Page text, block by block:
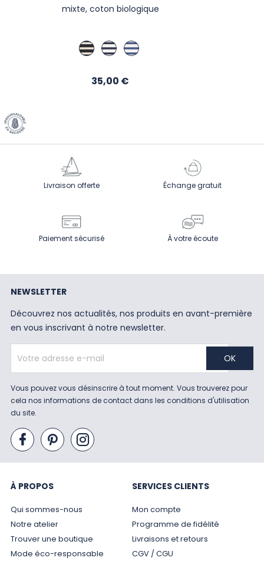
mixte, coton biologique
Marine/Écru
Ecru / Regate
Blanc/Cobalt
Prix
35,00 €
Livraison offerte Échange gratuit
Paiement sécurisé À votre écoute
NEWSLETTER
Découvrez nos actualités, nos produits en avant-première
en vous inscrivant à notre newsletter.
Vous pouvez vous désinscrire à tout moment. Vous trouverez pour
cela nos informations de contact dans les conditions d'utilisation
du site.
À PROPOS
Qui sommes-nous
Notre atelier
Trouver une boutique
Mode éco-responsable
SERVICES CLIENTS
Mon compte
Programme de fidélité
Livraisons et retours
CGV / CGU